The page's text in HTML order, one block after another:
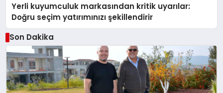
Yerli kuyumculuk markasından kritik uyarılar:
Doğru seçim yatırımınızı şekillendirir
Son Dakika